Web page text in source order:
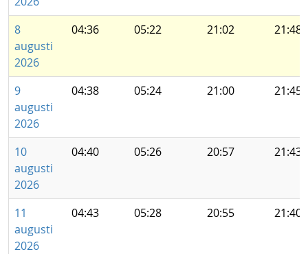
8
augusti
2026
04:36 05:22 21:02 21:48
9
augusti
2026
04:38 05:24 21:00 21:45
10
augusti
2026
04:40 05:26 20:57 21:43
11
augusti
2026
04:43 05:28 20:55 21:40